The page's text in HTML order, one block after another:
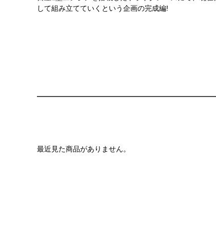
して組み立てていくという企画の完成編!
最近見た商品がありません。